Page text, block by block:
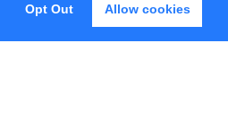
Opt Out Allow cookies